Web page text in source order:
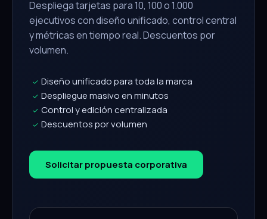
Despliega tarjetas para 10, 100 o 1.000
ejecutivos con diseño unificado, control central
y métricas en tiempo real. Descuentos por
volumen.
✓ Diseño unificado para toda la marca
✓ Despliegue masivo en minutos
✓ Control y edición centralizada
✓ Descuentos por volumen
Solicitar propuesta corporativa